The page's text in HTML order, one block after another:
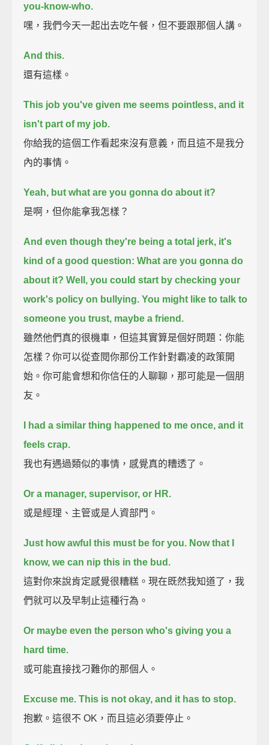
you-know-who.
嘿，我們今天一起出去吃午餐，但不要跟那個人講。
And this.
還有這樣。
This job you've given me seems pointless, and it
isn't part of my job.
你給我的這個工作看起來沒有意義，而且這不是我分
內的事情。
Yeah, but what are you gonna do about it?
是啊，但你能拿我怎樣？
And even though they're being a total jerk, it's
kind of a good question: What are you gonna do
about it? Well, you could start by checking your
work's policy on bullying. You might like to talk to
someone you trust, maybe a friend.
雖然他們真的很機車，但這其實算是個好問題：你能
怎樣？你可以從查閱你那份工作針對霸凌的政策開
始。你可能會想和你信任的人聊聊，那可能是一個朋
友。
I had a similar thing happened to me once, and it
feels crap.
我也有遇過類似的事情，感覺真的糟透了。
Or a manager, supervisor, or HR.
或是經理、主管或是人資部門。
Just how awful this must be for you. Now that I
know, we can nip this in the bud.
這對你來說肯定感覺很糟糕。現在既然我知道了，我
們就可以及早制止這種行為。
Or maybe even the person who's giving you a
hard time.
或可能直接找刁難你的那個人。
Excuse me. This is not okay, and it has to stop.
抱歉。這很不 OK，而且這必須要停止。